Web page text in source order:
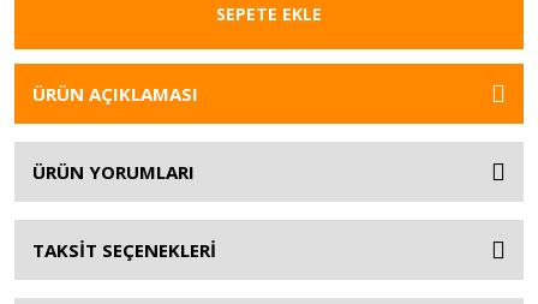
SEPETE EKLE
ÜRÜN AÇIKLAMASI
ÜRÜN YORUMLARI
TAKSİT SEÇENEKLERİ